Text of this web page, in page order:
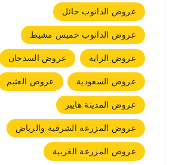
عروض الدانوب حائل
عروض الدانوب خميس مشيط
عروض الراية
عروض السدحان
عروض السعودية
عروض العثيم
عروض المدينة هايبر
عروض المزرعة الشرقية والرياض
عروض المزرعة الغربية